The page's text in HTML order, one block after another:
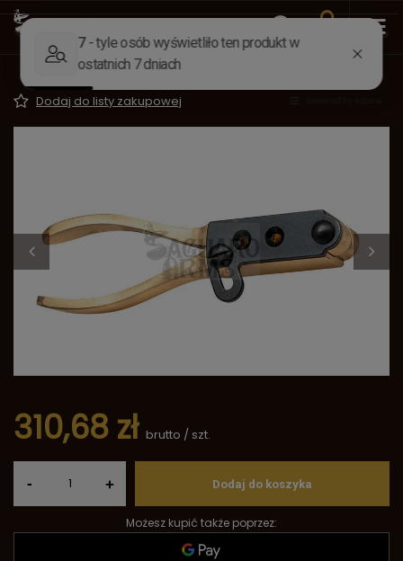
Strona główna Elaboracja Odlewanie kul
Kulolejka Colt .44
Dodaj do listy zakupowej
310,68 zł brutto / szt.
- + Dodaj do koszyka
Możesz kupić także poprzez: